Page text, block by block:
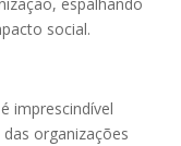
espalhando
social.
imprescindível
organizações